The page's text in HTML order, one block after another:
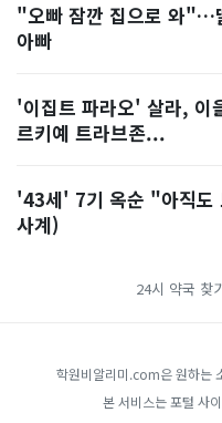
"오빠 잠깐 집으로 와"…
아빠
'이집트 파라오' 살라, 이
르키예 트라브존...
'43세' 7기 옥순 "아직도
사계)
24시 약국 찾
학원비알리미.com은 원하는
본 서비스는 포털 사